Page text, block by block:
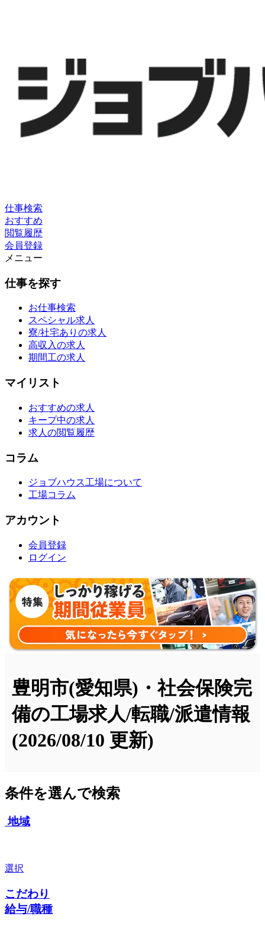
仕事検索
おすすめ
閲覧履歴
会員登録
メニュー
仕事を探す
お仕事検索
スペシャル求人
寮/社宅ありの求人
高収入の求人
期間工の求人
マイリスト
おすすめの求人
キープ中の求人
求人の閲覧履歴
コラム
ジョブハウス工場について
工場コラム
アカウント
会員登録
ログイン
豊明市(愛知県)・社会保険完
備の工場求人/転職/派遣情報
(2026/08/10 更新)
条件を選んで検索
地域
選択
こだわり
給与/職種